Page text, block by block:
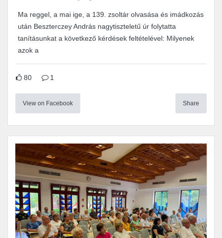
Ma reggel, a mai ige, a 139. zsoltár olvasása és imádkozás
után Beszterczey András nagytiszteletű úr folytatta
tanításunkat a következő kérdések feltételével: Milyenek
azok a
80 1
View on Facebook Share